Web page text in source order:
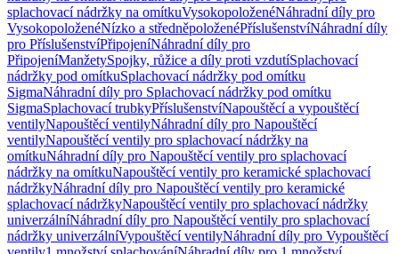
splachovací nádržky na omítkuVysokopoloženéNáhradní díly pro
VysokopoloženéNízko a středněpoloženéPříslušenstvíNáhradní díly
pro PříslušenstvíPřipojeníNáhradní díly pro
PřipojeníManžetySpojky, růžice a díly proti vzdutíSplachovací
nádržky pod omítkuSplachovací nádržky pod omítku
SigmaNáhradní díly pro Splachovací nádržky pod omítku
SigmaSplachovací trubkyPříslušenstvíNapouštěcí a vypouštěcí
ventilyNapouštěcí ventilyNáhradní díly pro Napouštěcí
ventilyNapouštěcí ventily pro splachovací nádržky na
omítkuNáhradní díly pro Napouštěcí ventily pro splachovací
nádržky na omítkuNapouštěcí ventily pro keramické splachovací
nádržkyNáhradní díly pro Napouštěcí ventily pro keramické
splachovací nádržkyNapouštěcí ventily pro splachovací nádržky
univerzálníNáhradní díly pro Napouštěcí ventily pro splachovací
nádržky univerzálníVypouštěcí ventilyNáhradní díly pro Vypouštěcí